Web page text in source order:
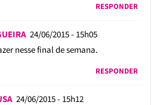
RESPONDER
24/06/2015 - 15h05
nesse final de semana.
RESPONDER
24/06/2015 - 15h12